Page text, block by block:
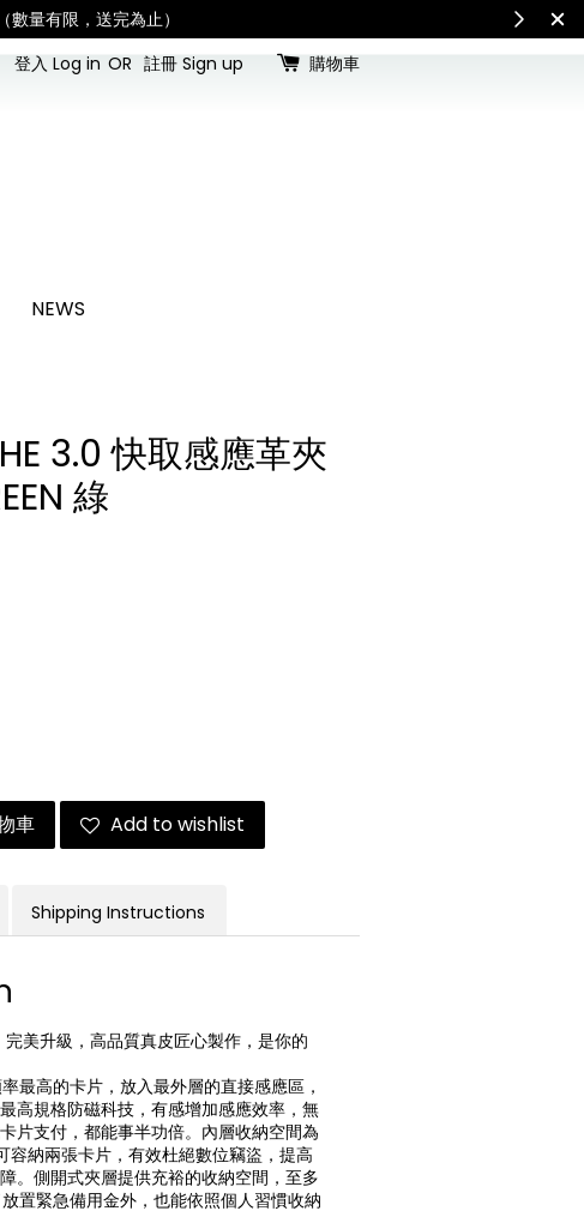
updates SUMMER
登入 Log in OR 註冊 Sign up 購物車
NEWS
3.0 快取感應革夾
綠
車 Add to wishlist
Shipping Instructions
美升級，高品質真皮匠心製作，是你的
最高的卡片，放入最外層的直接感應區，
高規格防磁科技，有感增加感應效率，無
片支付，都能事半功倍。內層收納空間為
容納兩張卡片，有效杜絕數位竊盜，提高
。側開式夾層提供充裕的收納空間，至多
置緊急備用金外，也能依照個人習慣收納